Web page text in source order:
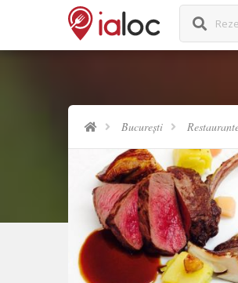
București